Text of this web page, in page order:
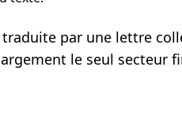
traduite par une lettre
le seul secteur